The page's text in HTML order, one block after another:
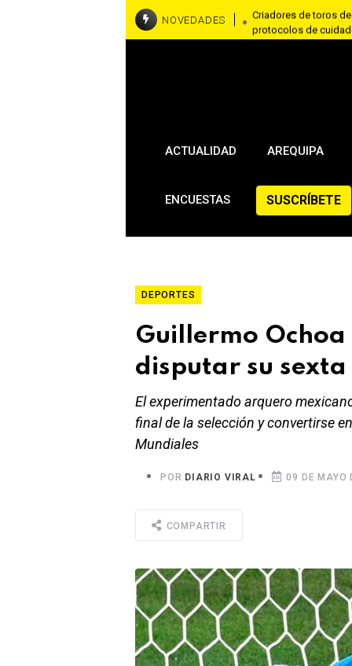
NOVEDADES
Criadores de toros
protocolos de
ACTUALIDAD AREQUIPA
ENCUESTAS SUSCRÍBETE
DEPORTES
Guillermo
disputar su
El experimentado arquero
final de la selección y convertirse
Mundiales
POR DIARIO VIRAL 09 DE MAYO
COMPARTIR